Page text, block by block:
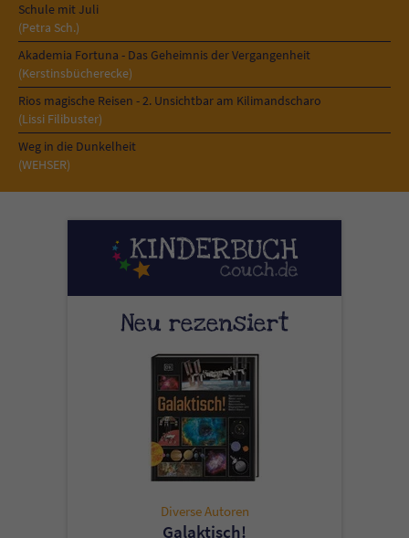
Schule mit Juli
(Petra Sch.)
Akademia Fortuna - Das Geheimnis der Vergangenheit
(Kerstinsbücherecke)
Rios magische Reisen - 2. Unsichtbar am Kilimandscharo
(Lissi Filibuster)
Weg in die Dunkelheit
(WEHSER)
Neu rezensiert
Diverse Autoren
Galaktisch!